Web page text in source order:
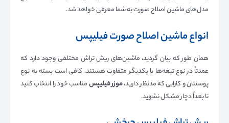
مدل‌های ماشین اصلاح صورت به شما معرفی خواهد شد.
انواع ماشین اصلاح صورت فیلیپس
همان طور که بیان گردید، ماشین‌های ریش تراش مختلفی وجود دارد که
عمدتاً در نوع تیغه‌ها با یکدیگر متفاوت هستند. کافی است بسته به نوع
پوستتان و کارایی که مدنظر دارید،موزر فیلیپس مناسب خود را انتخاب کنید
تا بعداً دچار مشکل نشوید.